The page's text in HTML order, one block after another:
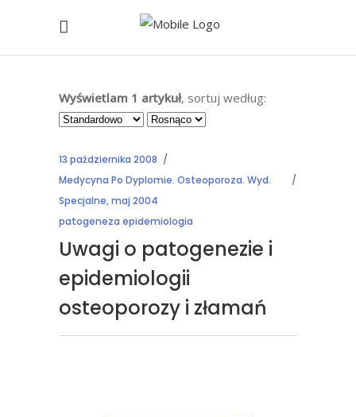
Wyświetlam 1 artykuł, sortuj według:
13 października 2008
Medycyna Po Dyplomie. Osteoporoza. Wyd.
Specjalne, maj 2004
patogeneza epidemiologia
Uwagi o patogenezie i
epidemiologii
osteoporozy i złamań